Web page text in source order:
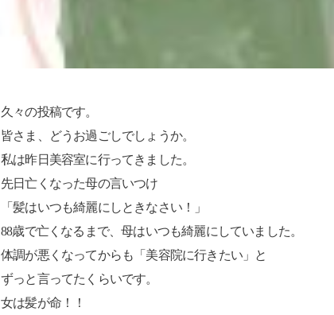
久々の投稿です。
皆さま、どうお過ごしでしょうか。
私は昨日美容室に行ってきました。
先日亡くなった母の言いつけ
「髪はいつも綺麗にしときなさい！」
88歳で亡くなるまで、母はいつも綺麗にしていました。
体調が悪くなってからも「美容院に行きたい」と
ずっと言ってたくらいです。
女は髪が命！！